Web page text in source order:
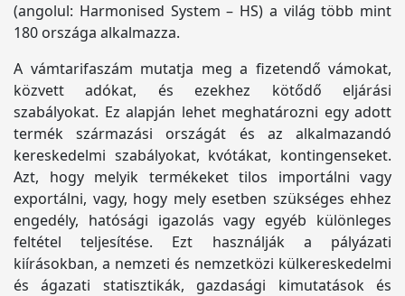
(angolul: Harmonised System – HS) a világ több mint
180 országa alkalmazza.
A vámtarifaszám mutatja meg a fizetendő vámokat,
közvett adókat, és ezekhez kötődő eljárási
szabályokat. Ez alapján lehet meghatározni egy adott
termék származási országát és az alkalmazandó
kereskedelmi szabályokat, kvótákat, kontingenseket.
Azt, hogy melyik termékeket tilos importálni vagy
exportálni, vagy, hogy mely esetben szükséges ehhez
engedély, hatósági igazolás vagy egyéb különleges
feltétel teljesítése. Ezt használják a pályázati
kiírásokban, a nemzeti és nemzetközi külkereskedelmi
és ágazati statisztikák, gazdasági kimutatások és